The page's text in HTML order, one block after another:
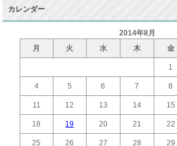
カレンダー
2014年8月
月
火 水 木 金
1
4 5 6 7 8
11 12 13 14 15
18 19 20 21 22
25 26 27 28 29